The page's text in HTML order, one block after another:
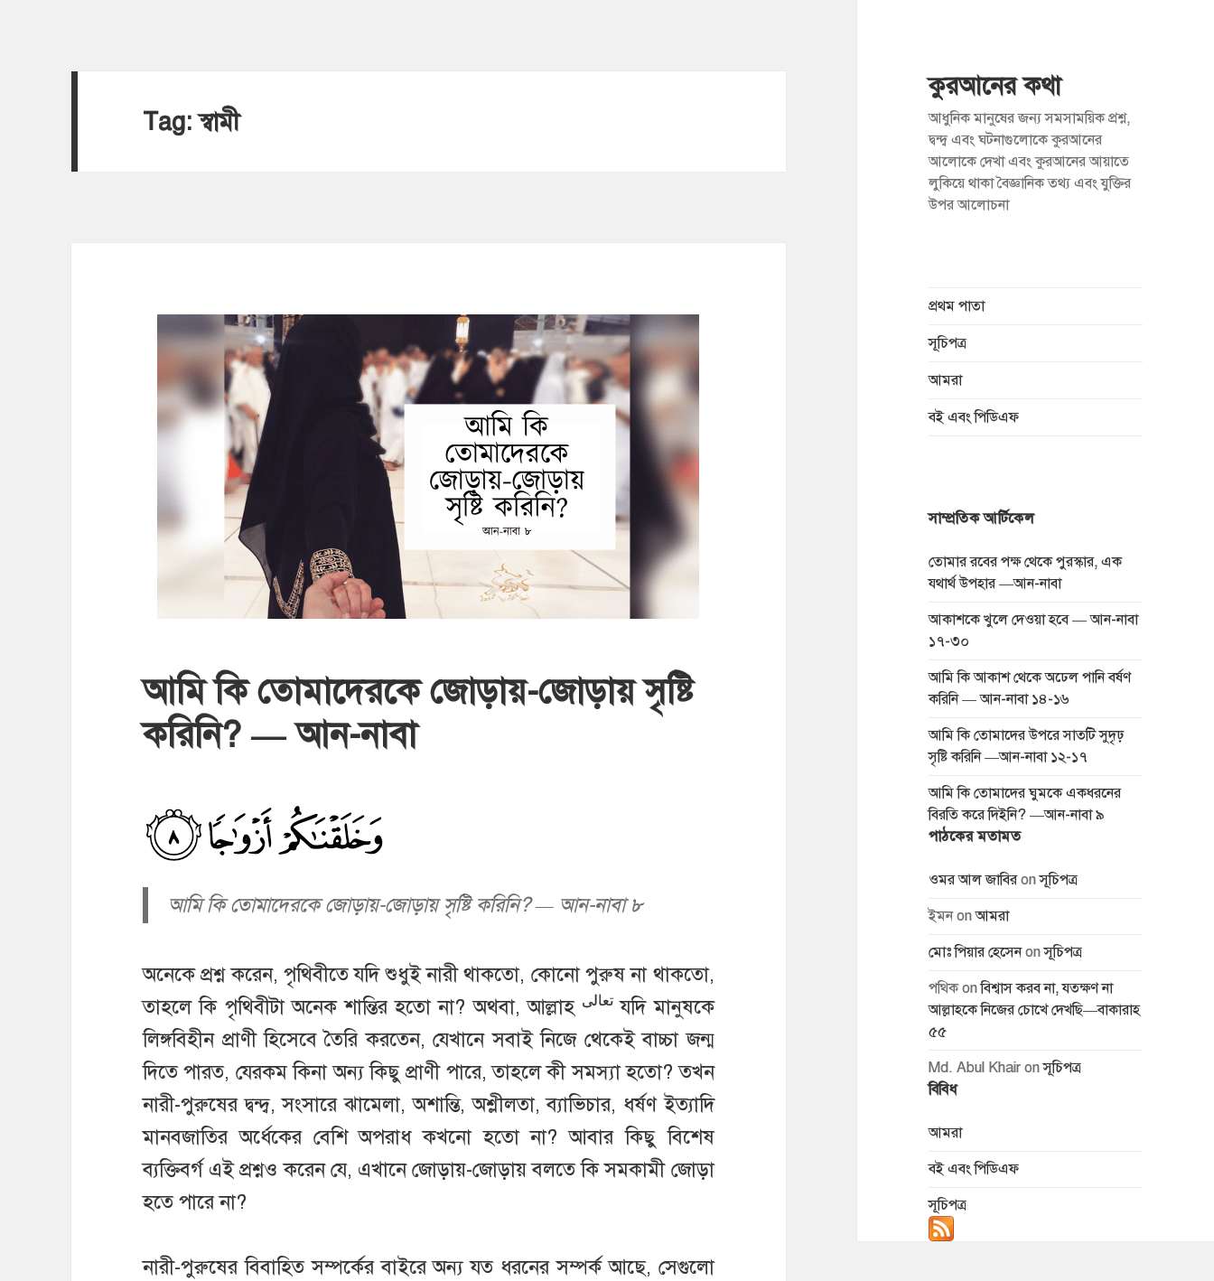
কুরআনের কথা
আধুনিক মানুষের জন্য সমসাময়িক প্রশ্ন,
দ্বন্দ্ব এবং ঘটনাগুলোকে কুরআনের
আলোকে দেখা এবং কুরআনের আয়াতে
লুকিয়ে থাকা বৈজ্ঞানিক তথ্য এবং যুক্তির
উপর আলোচনা
প্রথম পাতা
সূচিপত্র
আমরা
বই এবং পিডিএফ
সাম্প্রতিক আর্টিকেল
তোমার রবের পক্ষ থেকে পুরস্কার, এক
যথার্থ উপহার —আন-নাবা
আকাশকে খুলে দেওয়া হবে — আন-নাবা
১৭-৩০
আমি কি আকাশ থেকে অঢেল পানি বর্ষণ
করিনি — আন-নাবা ১৪-১৬
আমি কি তোমাদের উপরে সাতটি সুদৃঢ়
সৃষ্টি করিনি —আন-নাবা ১২-১৭
আমি কি তোমাদের ঘুমকে একধরনের
বিরতি করে দিইনি? —আন-নাবা ৯
পাঠকের মতামত
ওমর আল জাবিরonসূচিপত্র
ইমনonআমরা
মোঃ পিয়ার হেসেনonসূচিপত্র
পথিকonবিশ্বাস করব না, যতক্ষণ না
আল্লাহকে নিজের চোখে দেখছি—বাকারাহ
৫৫
Md. Abul Khaironসূচিপত্র
বিবিধ
আমরা
বই এবং পিডিএফ
সূচিপত্র
Tag:স্বামী
আমি কি তোমাদেরকে জোড়ায়-জোড়ায় সৃষ্টি
করিনি? — আন-নাবা
আমি কি তোমাদেরকে জোড়ায়-জোড়ায় সৃষ্টি করিনি? — আন-নাবা ৮
অনেকে প্রশ্ন করেন, পৃথিবীতে যদি শুধুই নারী থাকতো, কোনো পুরুষ না থাকতো,
তাহলে কি পৃথিবীটা অনেক শান্তির হতো না? অথবা, আল্লাহ تعالى যদি মানুষকে
লিঙ্গবিহীন প্রাণী হিসেবে তৈরি করতেন, যেখানে সবাই নিজে থেকেই বাচ্চা জন্ম
দিতে পারত, যেরকম কিনা অন্য কিছু প্রাণী পারে, তাহলে কী সমস্যা হতো? তখন
নারী-পুরুষের দ্বন্দ্ব, সংসারে ঝামেলা, অশান্তি, অশ্লীলতা, ব্যাভিচার, ধর্ষণ ইত্যাদি
মানবজাতির অর্ধেকের বেশি অপরাধ কখনো হতো না? আবার কিছু বিশেষ
ব্যক্তিবর্গ এই প্রশ্নও করেন যে, এখানে জোড়ায়-জোড়ায় বলতে কি সমকামী জোড়া
হতে পারে না?
নারী-পুরুষের বিবাহিত সম্পর্কের বাইরে অন্য যত ধরনের সম্পর্ক আছে, সেগুলো